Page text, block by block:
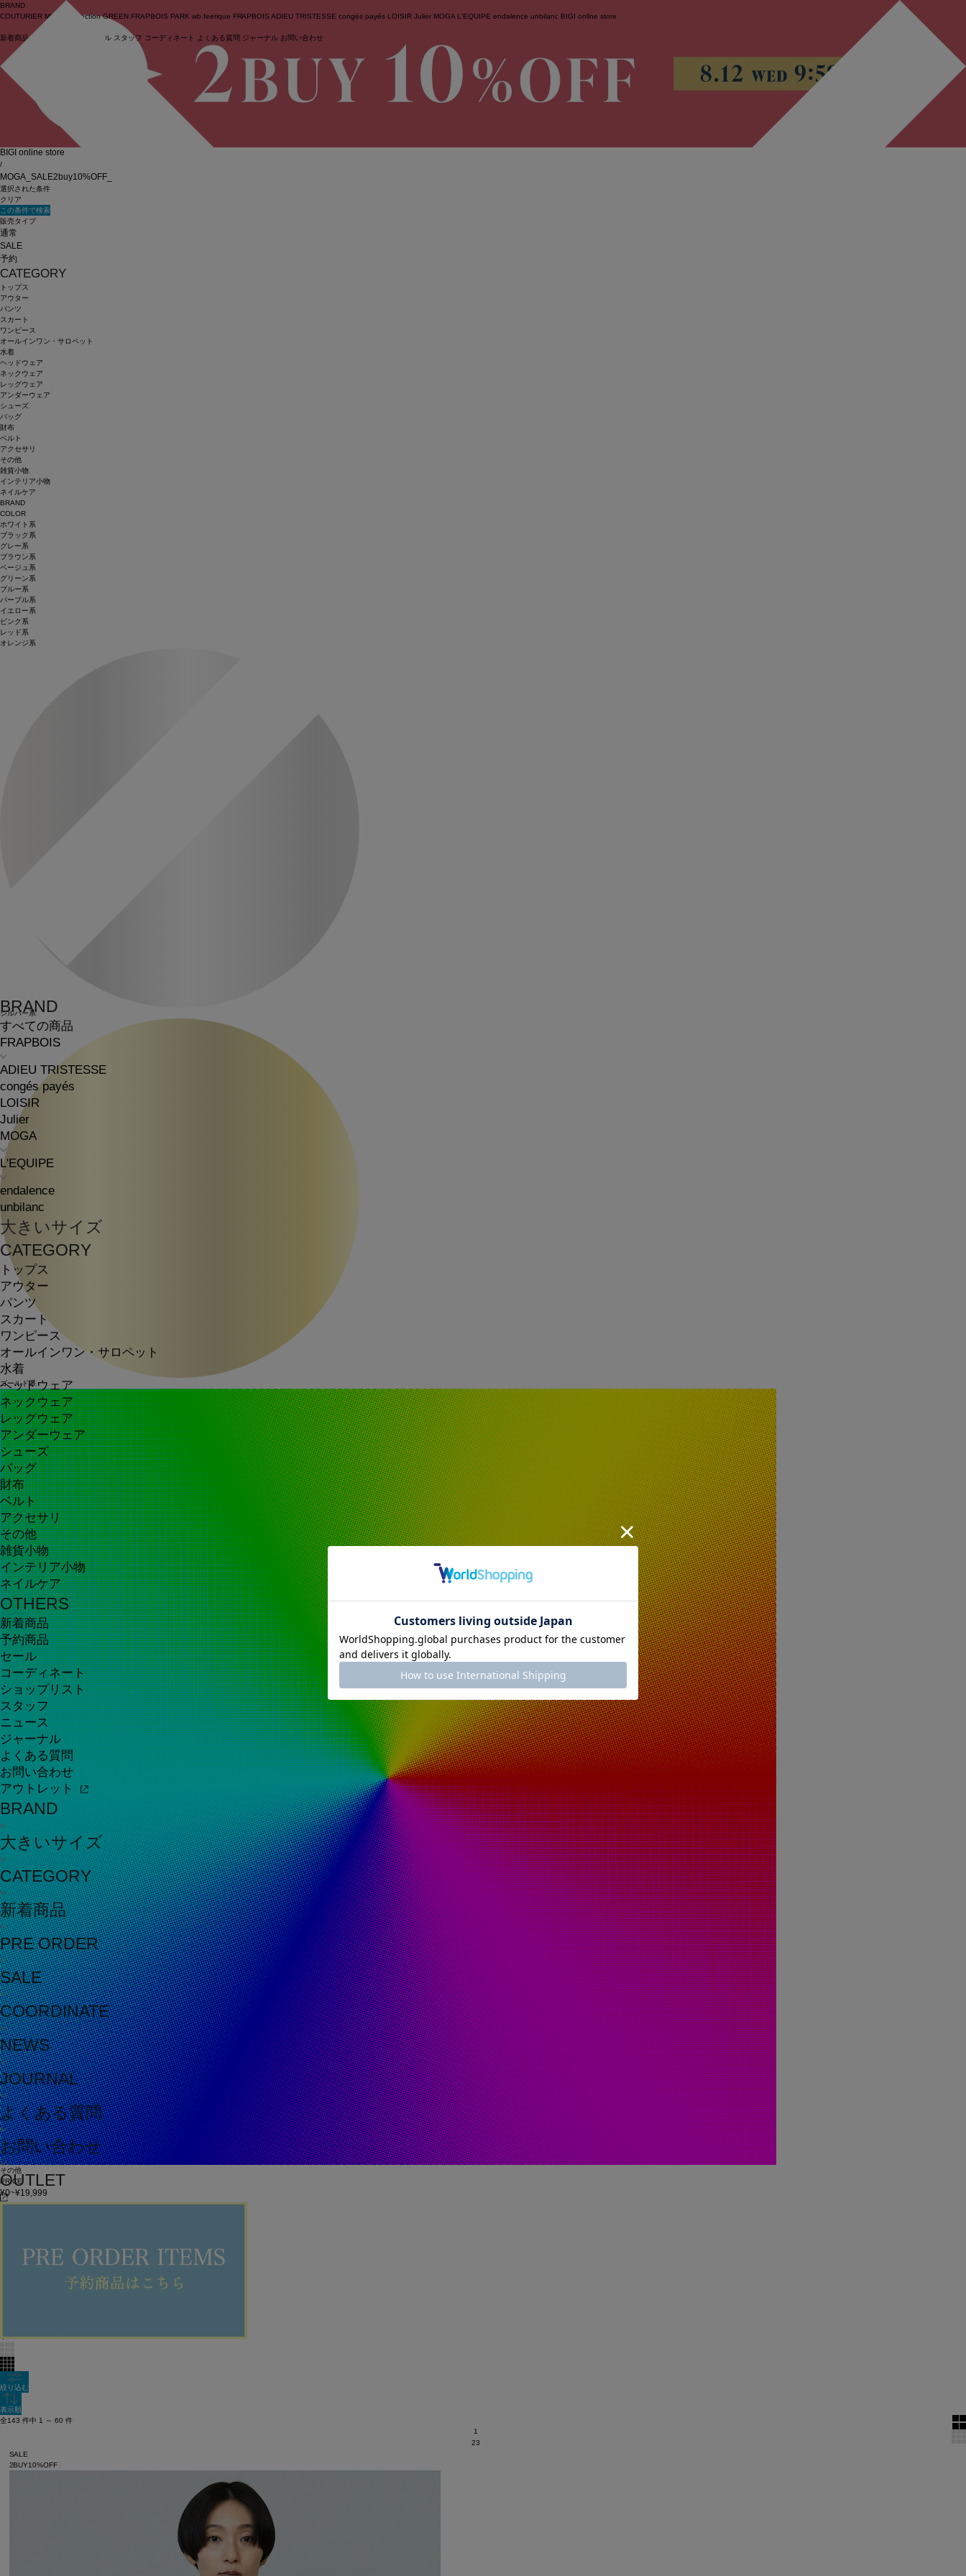
ログイン
BRAND
COUTURIER MOGA Collection GREEN FRAPBOIS PARK wb feerique FRAPBOIS ADIEU TRISTESSE congés payés LOISIR Julier MOGA L'EQUIPE endalence unbilanc BIGI online store
新着商品 (ライブ) セール スタッフ コーディネート よくある質問 ジャーナル お問い合わせ
BRAND
すべての商品
FRAPBOIS
ADIEU TRISTESSE
congés payés
LOISIR
Julier
MOGA
L'EQUIPE
endalence
unbilanc
大きいサイズ
CATEGORY
トップス
アウター
パンツ
スカート
ワンピース
オールインワン・サロペット
水着
ヘッドウェア
ネックウェア
レッグウェア
アンダーウェア
シューズ
バッグ
財布
ベルト
アクセサリ
その他
雑貨小物
インテリア小物
ネイルケア
OTHERS
新着商品
予約商品
セール
コーディネート
ショップリスト
スタッフ
ニュース
ジャーナル
よくある質問
お問い合わせ
アウトレット
BRAND
大きいサイズ
CATEGORY
新着商品
PRE ORDER
SALE
COORDINATE
NEWS
JOURNAL
よくある質問
お問い合わせ
OUTLET
BIGI online store
/
MOGA_SALE2buy10%OFF_0808
選択された条件
クリア
この条件で検索
販売タイプ
通常
SALE
予約
CATEGORY
トップス
アウター
パンツ
スカート
ワンピース
オールインワン・サロペット
水着
ヘッドウェア
ネックウェア
レッグウェア
アンダーウェア
シューズ
バッグ
財布
ベルト
アクセサリ
その他
雑貨小物
インテリア小物
ネイルケア
BRAND
COLOR
ホワイト系
ブラック系
グレー系
ブラウン系
ベージュ系
グリーン系
ブルー系
パープル系
イエロー系
ピンク系
レッド系
オレンジ系
シルバー系
ゴールド系
その他
PRICE
¥0~¥19,999
¥20,000~¥49,999
この条件で検索
MOGA_SALE2buy10%OFF_0808
絞り込む
表示順
全143 件中 1 ～ 60 件
1
23
SALE
2BUY10%OFF